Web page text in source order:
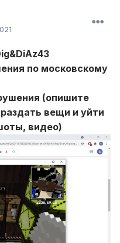
по московскому
(опишите
вещи и уйти
видео)